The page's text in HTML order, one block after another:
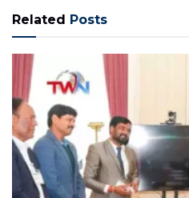
Related Posts